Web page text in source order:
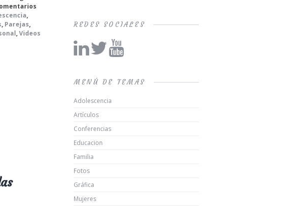
,
, Parejas,
,Videos
REDES SOCIALES
MENÚ DE TEMAS
Adolescencia
Artículos
Conferencias
Educacion
Familia
Fotos
Gráfica
Mujeres